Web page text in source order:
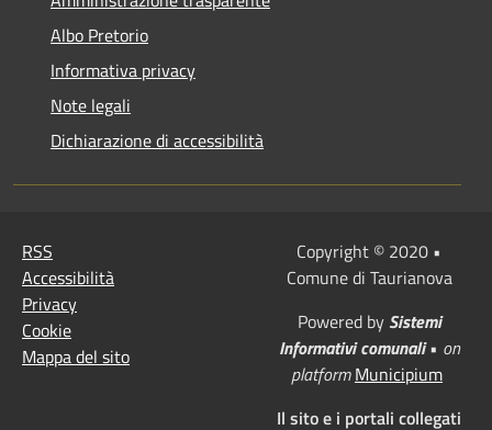
Albo Pretorio
Informativa privacy
Note legali
Dichiarazione di accessibilità
RSS
Accessibilità
Privacy
Cookie
Mappa del sito
Copyright © 2020 •
Comune di Taurianova
Powered by Sistemi
Informativi comunali• on
platform Municipium
Il sito e i portali collegati